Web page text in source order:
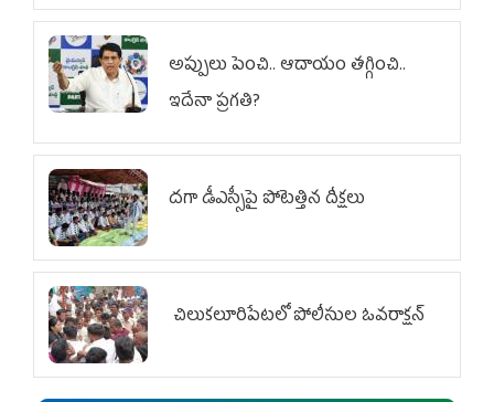
అప్పులు పెంచి.. ఆదాయం తగ్గించి..
ఇదేనా ప్రగతి?
దగా డీఎస్సీపై పోటెత్తిన దీక్షలు
చిలుక‌లూరిపేట‌లో పోలీసుల ఓవ‌రాక్ష‌న్‌